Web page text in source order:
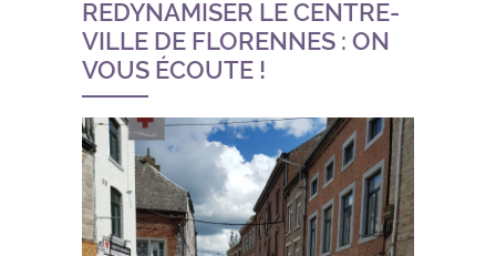
REDYNAMISER LE CENTRE-
VILLE DE FLORENNES : ON
VOUS ÉCOUTE !